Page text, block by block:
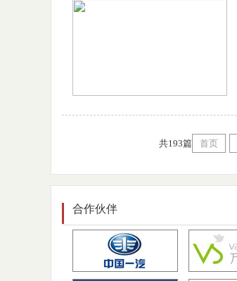
共193篇 首页
合作伙伴